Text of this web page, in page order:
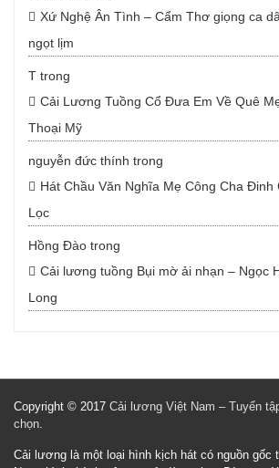
Xứ Nghệ Ân Tình – Cẩm Thơ giọng ca
ngọt lịm
T trong
Cải Lương Tuồng Cổ Đưa Em Về Quê
Thoại Mỹ
nguyễn đức thính trong
Hát Chầu Văn Nghĩa Mẹ Công Cha Đinh
Lọc
Hồng Đào trong
Cải lương tuồng Bụi mờ ải nhạn – Ngọc
Long
Copyright © 2017 Cải lương Việt Nam – Tuyển
chọn.
Cải lương là một loại hình kịch hát có nguồn gốc